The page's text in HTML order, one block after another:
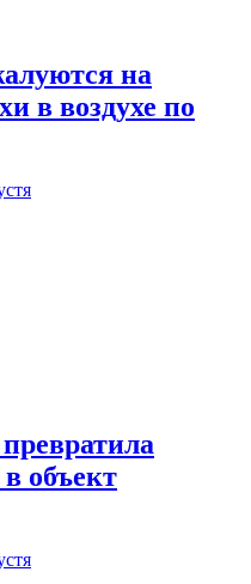
на
в воздухе по
объект